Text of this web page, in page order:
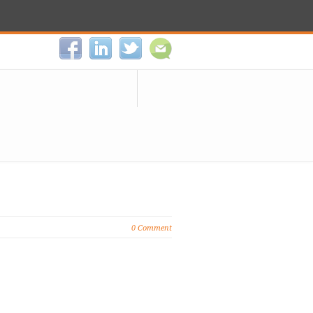
0 Comment